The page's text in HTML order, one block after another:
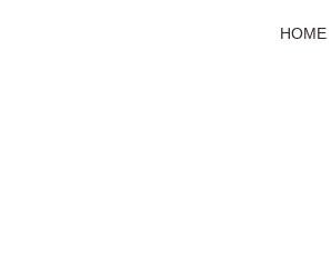
HOME